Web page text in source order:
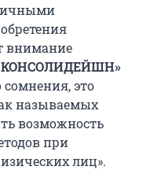
внимание
КОНСОЛИДЕЙШН»
сомнения, это
называемых
возможность
при
лиц».